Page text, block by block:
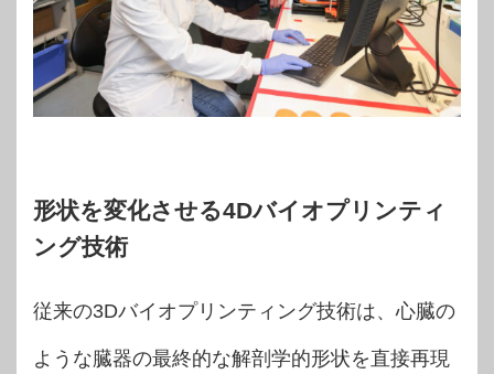
形状を変化させる4Dバイオプリンティ
ング技術
従来の3Dバイオプリンティング技術は、心臓の
ような臓器の最終的な解剖学的形状を直接再現